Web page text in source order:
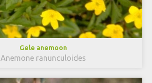
Gele anemoon
Anemone ranunculoides